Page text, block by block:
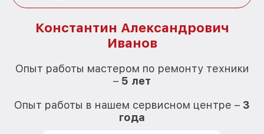
Константин Александрович
Иванов
Опыт работы мастером по ремонту техники
– 5 лет
Опыт работы в нашем сервисном центре – 3
года